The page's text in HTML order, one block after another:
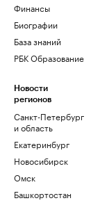
Финансы
Биографии
База знаний
РБК Образование
Новости
регионов
Санкт-Петербург
и область
Екатеринбург
Новосибирск
Омск
Башкортостан